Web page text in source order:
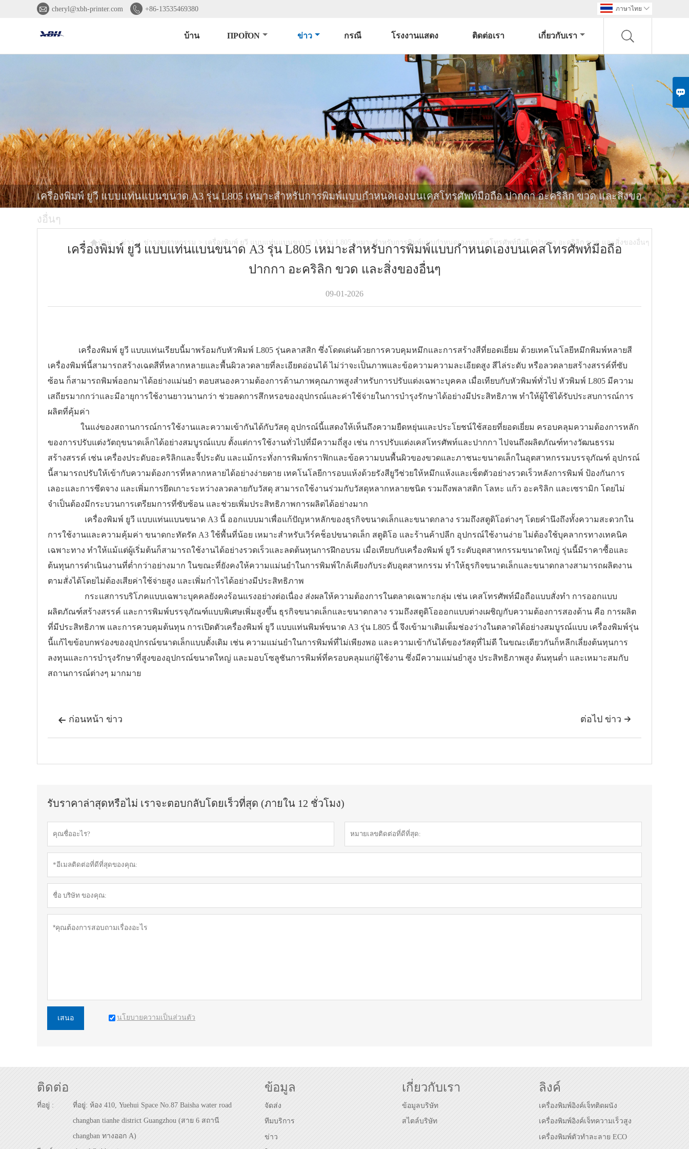

 cheryl@xbh-printer.com  +86-13535469380 ภาษาไทย 
บ้าน ΠΡΟΪΌΝ ข่าว กรณี โรงงานแสดง ติดต่อเรา เกี่ยวกับเรา
เครื่องพิมพ์ ยูวี แบบแท่นแบนขนาด A3 รุ่น L805 เหมาะสำหรับการพิมพ์แบบกำหนดเองบนเคสโทรศัพท์มือถือ ปากกา อะคริลิก ขวด และสิ่งขอ
งอื่นๆ
บ้าน > ข่าว > ข่าวอุตสาหกรรม > เครื่องพิมพ์ ยูวี แบบแท่นแบนขนาด A3 รุ่น L805 เหมาะสำหรับการพิมพ์แบบกำหนดเองบนเคสโทรศัพท์มือถือ ปากกา อะคริลิก ขวด และสิ่งของอื่นๆ
เครื่องพิมพ์ ยูวี แบบแท่นแบนขนาด A3 รุ่น L805 เหมาะสำหรับการพิมพ์แบบกำหนดเองบนเคสโทรศัพท์มือถือ
ปากกา อะคริลิก ขวด และสิ่งของอื่นๆ
09-01-2026
เครื่องพิมพ์ ยูวี แบบแท่นเรียบนี้มาพร้อมกับหัวพิมพ์ L805 รุ่นคลาสสิก ซึ่งโดดเด่นด้วยการควบคุมหมึกและการสร้างสีที่ยอดเยี่ยม ด้วยเทคโนโลยีหมึกพิมพ์หลายสี
เครื่องพิมพ์นี้สามารถสร้างเฉดสีที่หลากหลายและพื้นผิวลวดลายที่ละเอียดอ่อนได้ ไม่ว่าจะเป็นภาพและข้อความความละเอียดสูง สีไล่ระดับ หรือลวดลายสร้างสรรค์ที่ซับ
ซ้อน ก็สามารถพิมพ์ออกมาได้อย่างแม่นยำ ตอบสนองความต้องการด้านภาพคุณภาพสูงสำหรับการปรับแต่งเฉพาะบุคคล เมื่อเทียบกับหัวพิมพ์ทั่วไป หัวพิมพ์ L805 มีความ
เสถียรมากกว่าและมีอายุการใช้งานยาวนานกว่า ช่วยลดการสึกหรอของอุปกรณ์และค่าใช้จ่ายในการบำรุงรักษาได้อย่างมีประสิทธิภาพ ทำให้ผู้ใช้ได้รับประสบการณ์การ
ผลิตที่คุ้มค่า
ในแง่ของสถานการณ์การใช้งานและความเข้ากันได้กับวัสดุ อุปกรณ์นี้แสดงให้เห็นถึงความยืดหยุ่นและประโยชน์ใช้สอยที่ยอดเยี่ยม ครอบคลุมความต้องการหลัก
ของการปรับแต่งวัตถุขนาดเล็กได้อย่างสมบูรณ์แบบ ตั้งแต่การใช้งานทั่วไปที่มีความถี่สูง เช่น การปรับแต่งเคสโทรศัพท์และปากกา ไปจนถึงผลิตภัณฑ์ทางวัฒนธรรม
สร้างสรรค์ เช่น เครื่องประดับอะคริลิกและจี้ประดับ และแม้กระทั่งการพิมพ์กราฟิกและข้อความบนพื้นผิวของขวดและภาชนะขนาดเล็กในอุตสาหกรรมบรรจุภัณฑ์ อุปกรณ์
นี้สามารถปรับให้เข้ากับความต้องการที่หลากหลายได้อย่างง่ายดาย เทคโนโลยีการอบแห้งด้วยรังสียูวีช่วยให้หมึกแห้งและเซ็ตตัวอย่างรวดเร็วหลังการพิมพ์ ป้องกันการ
เลอะและการซีดจาง และเพิ่มการยึดเกาะระหว่างลวดลายกับวัสดุ สามารถใช้งานร่วมกับวัสดุหลากหลายชนิด รวมถึงพลาสติก โลหะ แก้ว อะคริลิก และเซรามิก โดยไม่
จำเป็นต้องมีกระบวนการเตรียมการที่ซับซ้อน และช่วยเพิ่มประสิทธิภาพการผลิตได้อย่างมาก
เครื่องพิมพ์ ยูวี แบบแท่นแบนขนาด A3 นี้ ออกแบบมาเพื่อแก้ปัญหาหลักของธุรกิจขนาดเล็กและขนาดกลาง รวมถึงสตูดิโอต่างๆ โดยคำนึงถึงทั้งความสะดวกใน
การใช้งานและความคุ้มค่า ขนาดกะทัดรัด A3 ใช้พื้นที่น้อย เหมาะสำหรับเวิร์คช็อปขนาดเล็ก สตูดิโอ และร้านค้าปลีก อุปกรณ์ใช้งานง่าย ไม่ต้องใช้บุคลากรทางเทคนิค
เฉพาะทาง ทำให้แม้แต่ผู้เริ่มต้นก็สามารถใช้งานได้อย่างรวดเร็วและลดต้นทุนการฝึกอบรม เมื่อเทียบกับเครื่องพิมพ์ ยูวี ระดับอุตสาหกรรมขนาดใหญ่ รุ่นนี้มีราคาซื้อและ
ต้นทุนการดำเนินงานที่ต่ำกว่าอย่างมาก ในขณะที่ยังคงให้ความแม่นยำในการพิมพ์ใกล้เคียงกับระดับอุตสาหกรรม ทำให้ธุรกิจขนาดเล็กและขนาดกลางสามารถผลิตงาน
ตามสั่งได้โดยไม่ต้องเสียค่าใช้จ่ายสูง และเพิ่มกำไรได้อย่างมีประสิทธิภาพ
กระแสการบริโภคแบบเฉพาะบุคคลยังคงร้อนแรงอย่างต่อเนื่อง ส่งผลให้ความต้องการในตลาดเฉพาะกลุ่ม เช่น เคสโทรศัพท์มือถือแบบสั่งทำ การออกแบบ
ผลิตภัณฑ์สร้างสรรค์ และการพิมพ์บรรจุภัณฑ์แบบพิเศษเพิ่มสูงขึ้น ธุรกิจขนาดเล็กและขนาดกลาง รวมถึงสตูดิโอออกแบบต่างเผชิญกับความต้องการสองด้าน คือ การผลิต
ที่มีประสิทธิภาพ และการควบคุมต้นทุน การเปิดตัวเครื่องพิมพ์ ยูวี แบบแท่นพิมพ์ขนาด A3 รุ่น L805 นี้ จึงเข้ามาเติมเต็มช่องว่างในตลาดได้อย่างสมบูรณ์แบบ เครื่องพิมพ์รุ่น
นี้แก้ไขข้อบกพร่องของอุปกรณ์ขนาดเล็กแบบดั้งเดิม เช่น ความแม่นยำในการพิมพ์ที่ไม่เพียงพอ และความเข้ากันได้ของวัสดุที่ไม่ดี ในขณะเดียวกันก็หลีกเลี่ยงต้นทุนการ
ลงทุนและการบำรุงรักษาที่สูงของอุปกรณ์ขนาดใหญ่ และมอบโซลูชันการพิมพ์ที่ครอบคลุมแก่ผู้ใช้งาน ซึ่งมีความแม่นยำสูง ประสิทธิภาพสูง ต้นทุนต่ำ และเหมาะสมกับ
สถานการณ์ต่างๆ มากมาย
 ก่อนหน้า ข่าว 
ต่อไป ข่าว
รับราคาล่าสุดหรือไม่ เราจะตอบกลับโดยเร็วที่สุด (ภายใน 12 ชั่วโมง)
เสนอ นโยบายความเป็นส่วนตัว
ติดต่อ
ที่อยู่ :
ที่อยู่: ห้อง 410, Yuehui Space No.87 Baisha water road
changban tianhe district Guangzhou (สาย 6 สถานี
changban ทางออก A)
ข้อมูล
จัดส่ง
ทีมบริการ
ข่าว
เกี่ยวกับเรา
ข้อมูลบริษัท
สไตล์บริษัท
ลิงค์
เครื่องพิมพ์อิงค์เจ็ทติดผนัง
เครื่องพิมพ์อิงค์เจ็ทความเร็วสูง
เครื่องพิมพ์ตัวทำละลาย ECO